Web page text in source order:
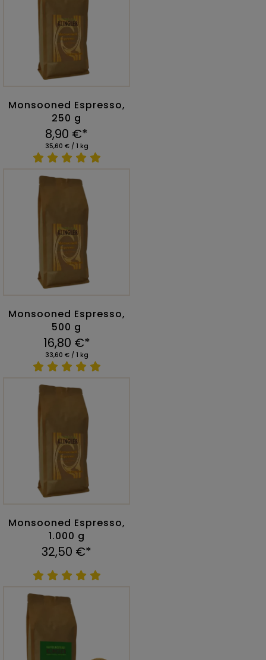
Monsooned Espresso,
250 g
8,90 €*
35,60 € / 1 kg
Monsooned Espresso,
500 g
16,80 €*
33,60 € / 1 kg
Monsooned Espresso,
1.000 g
32,50 €*